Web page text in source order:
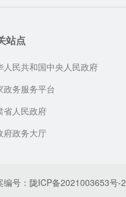
站点
人民共和国中央人民政府
政务服务平台
省人民政府
府政务大厅
编号：陇ICP备2021003653号-2